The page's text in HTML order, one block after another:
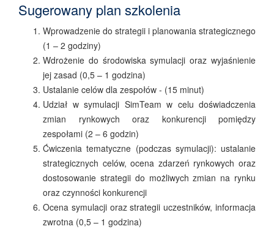
Sugerowany plan szkolenia
Wprowadzenie do strategii i planowania strategicznego
(1 – 2 godziny)
Wdrożenie do środowiska symulacji oraz wyjaśnienie
jej zasad (0,5 – 1 godzina)
Ustalanie celów dla zespołów - (15 minut)
Udział w symulacji SimTeam w celu doświadczenia
zmian rynkowych oraz konkurencji pomiędzy
zespołami (2 – 6 godzin)
Ćwiczenia tematyczne (podczas symulacji): ustalanie
strategicznych celów, ocena zdarzeń rynkowych oraz
dostosowanie strategii do możliwych zmian na rynku
oraz czynności konkurencji
Ocena symulacji oraz strategii uczestników, informacja
zwrotna (0,5 – 1 godzina)